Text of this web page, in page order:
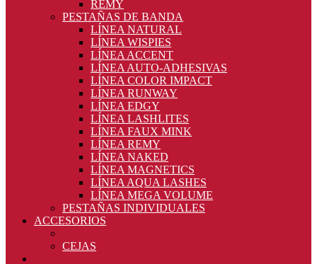
REMY
PESTAÑAS DE BANDA
LÍNEA NATURAL
LÍNEA WISPIES
LÍNEA ACCENT
LÍNEA AUTO-ADHESIVAS
LÍNEA COLOR IMPACT
LÍNEA RUNWAY
LÍNEA EDGY
LÍNEA LASHLITES
LÍNEA FAUX MINK
LÍNEA REMY
LÍNEA NAKED
LÍNEA MAGNETICS
LÍNEA AQUA LASHES
LÍNEA MEGA VOLUME
PESTAÑAS INDIVIDUALES
ACCESORIOS
CEJAS